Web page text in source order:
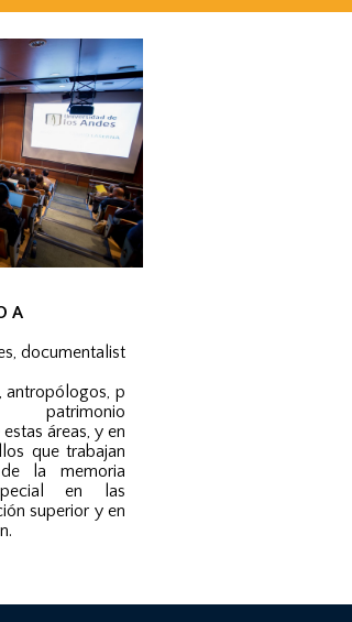
A
documentalist
antropólogos,p
patrimonio
áreas, y en
que trabajan
la memoria
en las
superior y en